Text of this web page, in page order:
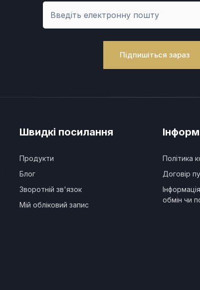
Підпишіться зараз
Швидкі посилання
Продукти
Блог
Зворотній зв'язок
Мій обліковий запис
Політика
Договір
обмін чи